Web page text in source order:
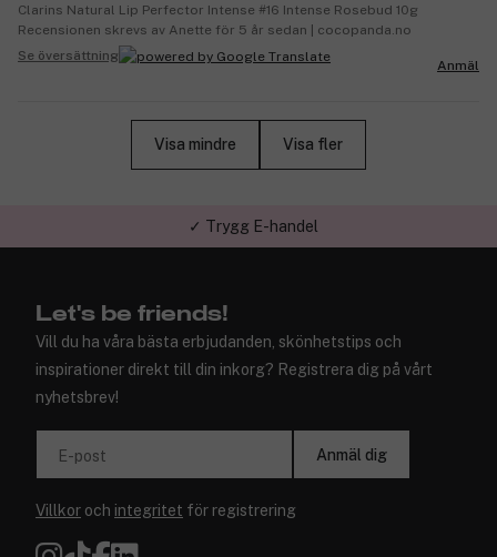
Clarins Natural Lip Perfector Intense #16 Intense Rosebud 10g
Recensionen skrevs av Anette för 5 år sedan | cocopanda.no
Se översättning
Anmäl
Visa mindre Visa fler
✓ Trygg E-handel
Let's be friends!
Vill du ha våra bästa erbjudanden, skönhetstips och
inspirationer direkt till din inkorg? Registrera dig på vårt
nyhetsbrev!
E-post Anmäl dig
Villkor och integritet för registrering